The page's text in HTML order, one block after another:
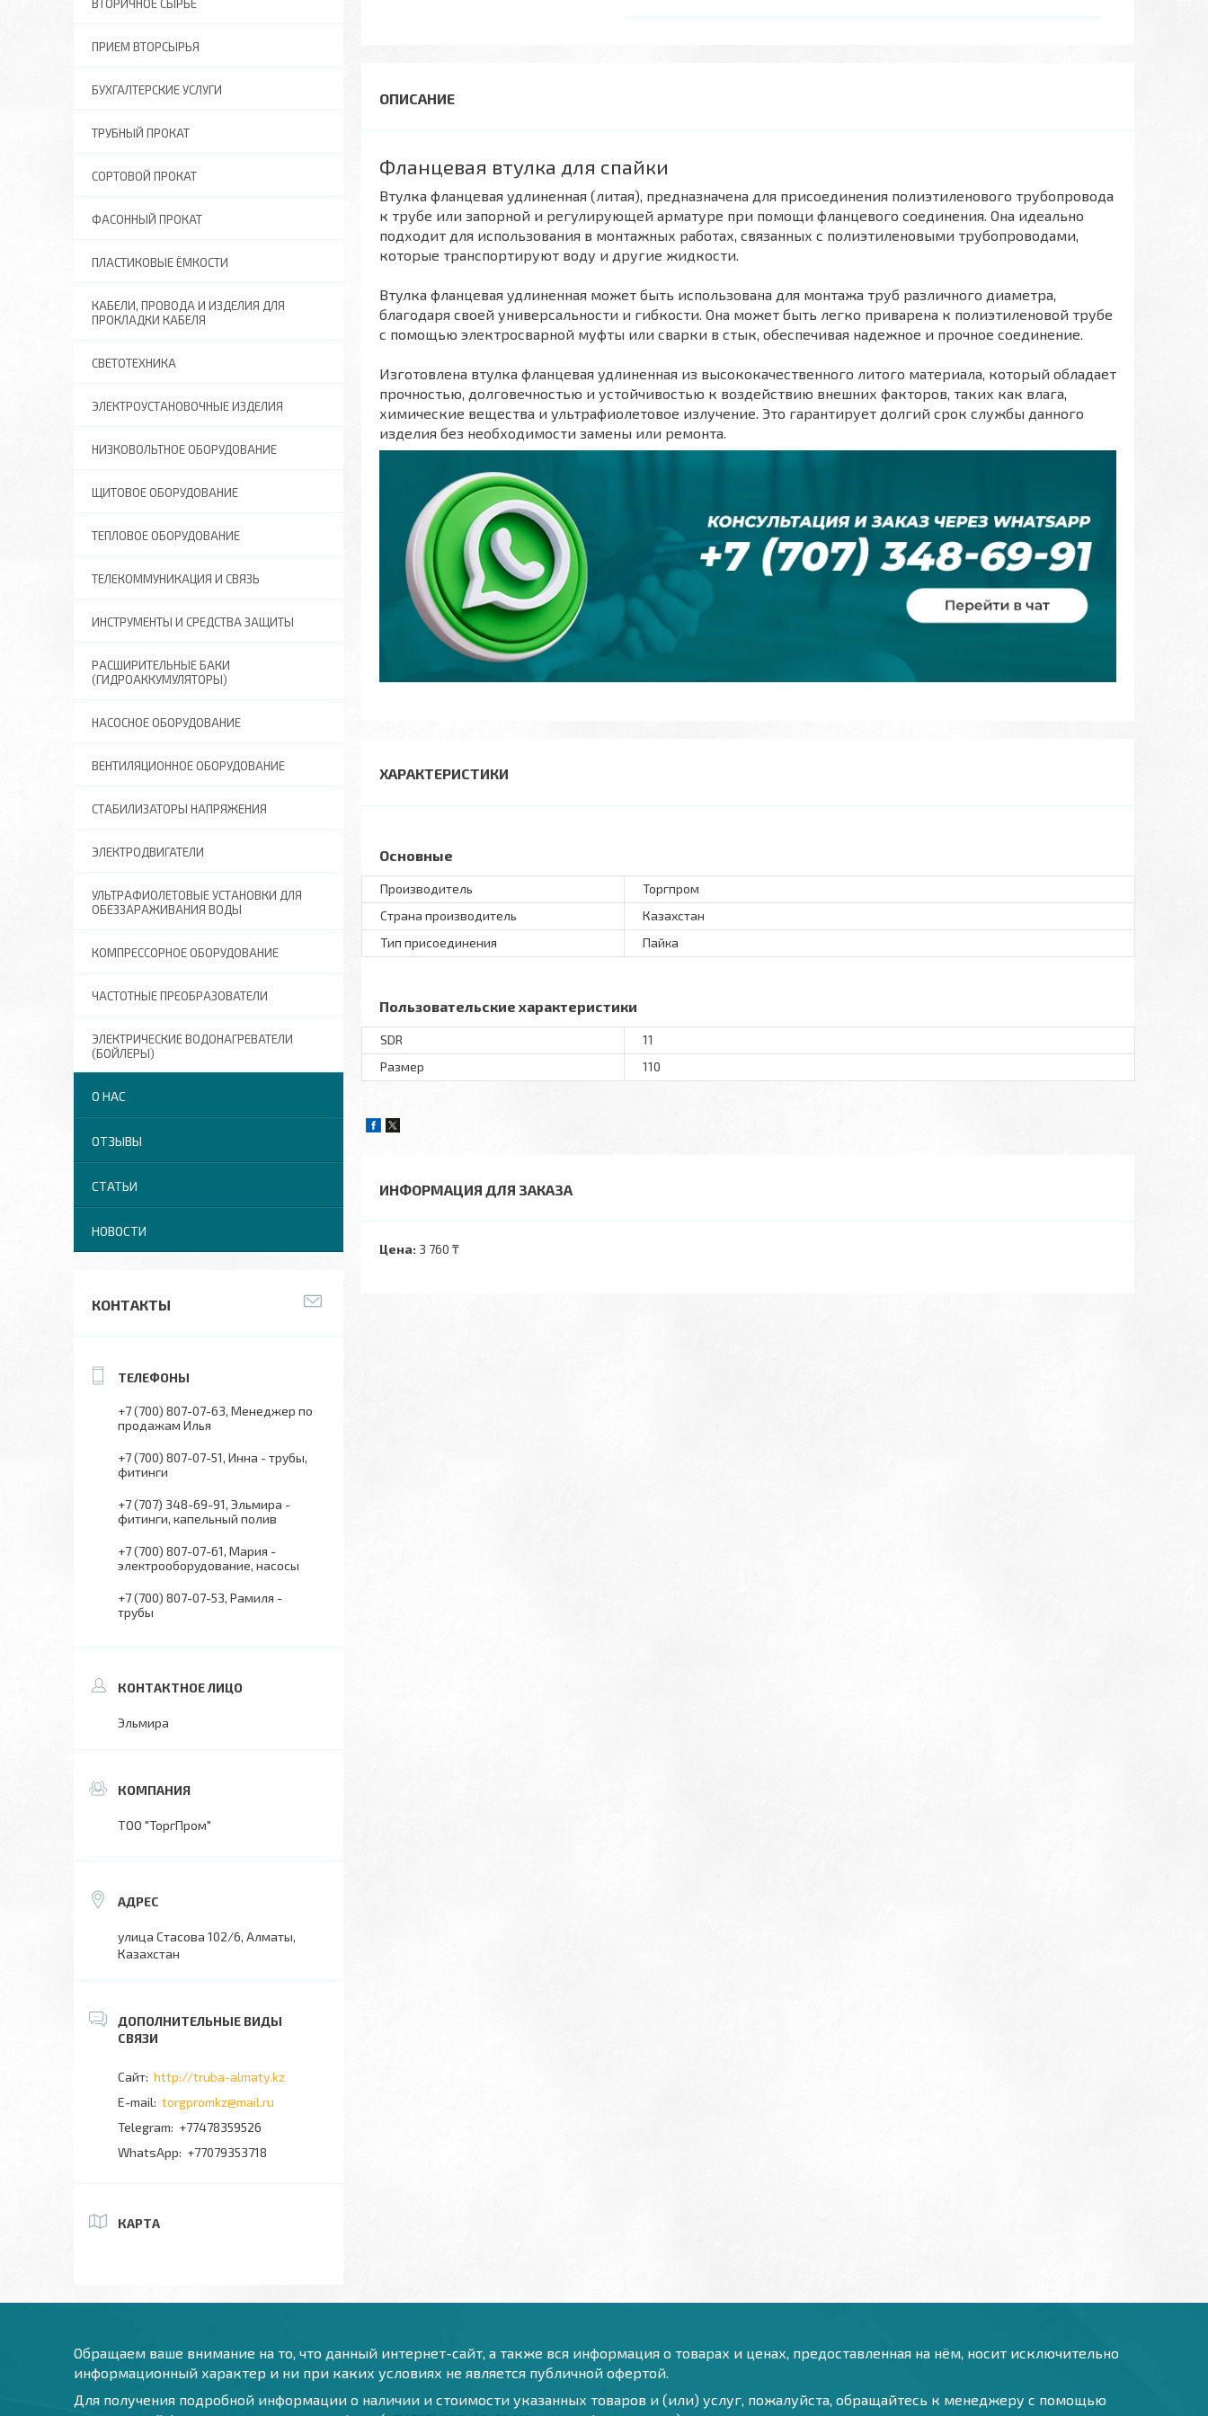
Фланцевая втулка для спайки
Втулка фланцевая удлиненная (литая), предназначена для присоединения полиэтиленового трубопровода
к трубе или запорной и регулирующей арматуре при помощи фланцевого соединения. Она идеально
подходит для использования в монтажных работах, связанных с полиэтиленовыми трубопроводами,
которые транспортируют воду и другие жидкости.
Втулка фланцевая удлиненная может быть использована для монтажа труб различного диаметра,
благодаря своей универсальности и гибкости. Она может быть легко приварена к полиэтиленовой трубе
с помощью электросварной муфты или сварки в стык, обеспечивая надежное и прочное соединение.
Изготовлена втулка фланцевая удлиненная из высококачественного литого материала, который обладает
прочностью, долговечностью и устойчивостью к воздействию внешних факторов, таких как влага,
химические вещества и ультрафиолетовое излучение. Это гарантирует долгий срок службы данного
изделия без необходимости замены или ремонта.
ХАРАКТЕРИСТИКИ
Основные
Производитель
Торгпром
Страна производитель
Казахстан
Тип присоединения
Пайка
Пользовательские характеристики
SDR
11
Размер
110
ИНФОРМАЦИЯ ДЛЯ ЗАКАЗА
Цена: 3 760 ₸
ВТОРИЧНОЕ СЫРЬЕ
ПРИЕМ ВТОРСЫРЬЯ
БУХГАЛТЕРСКИЕ УСЛУГИ
ТРУБНЫЙ ПРОКАТ
СОРТОВОЙ ПРОКАТ
ФАСОННЫЙ ПРОКАТ
ПЛАСТИКОВЫЕ ЁМКОСТИ
КАБЕЛИ, ПРОВОДА И ИЗДЕЛИЯ ДЛЯ
ПРОКЛАДКИ КАБЕЛЯ
СВЕТОТЕХНИКА
ЭЛЕКТРОУСТАНОВОЧНЫЕ ИЗДЕЛИЯ
НИЗКОВОЛЬТНОЕ ОБОРУДОВАНИЕ
ЩИТОВОЕ ОБОРУДОВАНИЕ
ТЕПЛОВОЕ ОБОРУДОВАНИЕ
ТЕЛЕКОММУНИКАЦИЯ И СВЯЗЬ
ИНСТРУМЕНТЫ И СРЕДСТВА ЗАЩИТЫ
РАСШИРИТЕЛЬНЫЕ БАКИ
(ГИДРОАККУМУЛЯТОРЫ)
НАСОСНОЕ ОБОРУДОВАНИЕ
ВЕНТИЛЯЦИОННОЕ ОБОРУДОВАНИЕ
СТАБИЛИЗАТОРЫ НАПРЯЖЕНИЯ
ЭЛЕКТРОДВИГАТЕЛИ
УЛЬТРАФИОЛЕТОВЫЕ УСТАНОВКИ ДЛЯ
ОБЕЗЗАРАЖИВАНИЯ ВОДЫ
КОМПРЕССОРНОЕ ОБОРУДОВАНИЕ
ЧАСТОТНЫЕ ПРЕОБРАЗОВАТЕЛИ
ЭЛЕКТРИЧЕСКИЕ ВОДОНАГРЕВАТЕЛИ
(БОЙЛЕРЫ)
О НАС
ОТЗЫВЫ
СТАТЬИ
НОВОСТИ
КОНТАКТЫ
+7 (700) 807-07-63 Менеджер по
продажам Илья
+7 (700) 807-07-51 Инна - трубы,
фитинги
+7 (707) 348-69-91 Эльмира -
фитинги, капельный полив
+7 (700) 807-07-61 Мария -
электрооборудование, насосы
+7 (700) 807-07-53 Рамиля -
трубы
Эльмира
ТОО "ТоргПром"
улица Стасова 102/6, Алматы,
Казахстан
http://truba-almaty.kz
torgpromkz@mail.ru
+77478359526
+77079353718
КАРТА
Обращаем ваше внимание на то, что данный интернет-сайт, а также вся информация о товарах и ценах, предоставленная на нём, носит исключительно
информационный характер и ни при каких условиях не является публичной офертой.
Для получения подробной информации о наличии и стоимости указанных товаров и (или) услуг, пожалуйста, обращайтесь к менеджеру с помощью